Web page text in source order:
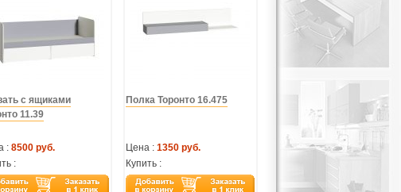
с ящиками
11.39
: 8500 руб.
:
Полка Торонто 16.475
Цена : 1350 руб.
Купить :